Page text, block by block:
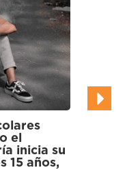
bacterias
a antibióticos
y cormoranes de
de Villa